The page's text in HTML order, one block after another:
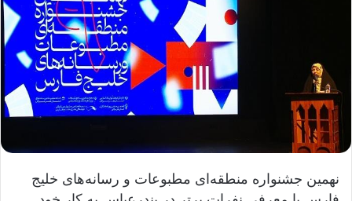
نهمین جشنواره منطقه‌ای مطبوعات و رسانه‌های خلیج